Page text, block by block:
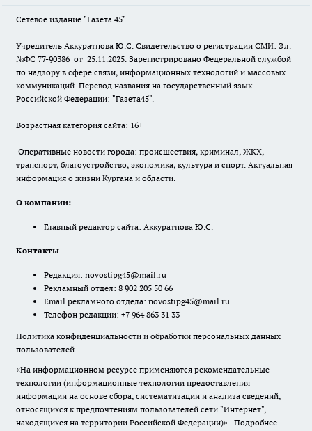
Сетевое издание "Газета 45".
Учредитель Аккуратнова Ю.С. Свидетельство о регистрации СМИ: Эл.
№ФС 77-90386 от 25.11.2025. Зарегистрировано Федеральной службой
по надзору в сфере связи, информационных технологий и массовых
коммуникаций. Перевод названия на государственный язык
Российской Федерации: "Газета45".
Возрастная категория сайта: 16+
Оперативные новости города: происшествия, криминал, ЖКХ,
транспорт, благоустройство, экономика, культура и спорт. Актуальная
информация о жизни Кургана и области.
О компании:
Главный редактор сайта: Аккуратнова Ю.С.
Контакты
Редакция: novostipg45@mail.ru
Рекламный отдел: 8 902 205 50 66
Email рекламного отдела: novostipg45@mail.ru
Телефон редакции: +7 964 863 31 33
Политика конфиденциальности и обработки персональных данных
пользователей
«На информационном ресурсе применяются рекомендательные
технологии (информационные технологии предоставления
информации на основе сбора, систематизации и анализа сведений,
относящихся к предпочтениям пользователей сети "Интернет",
находящихся на территории Российской Федерации)». Подробнее